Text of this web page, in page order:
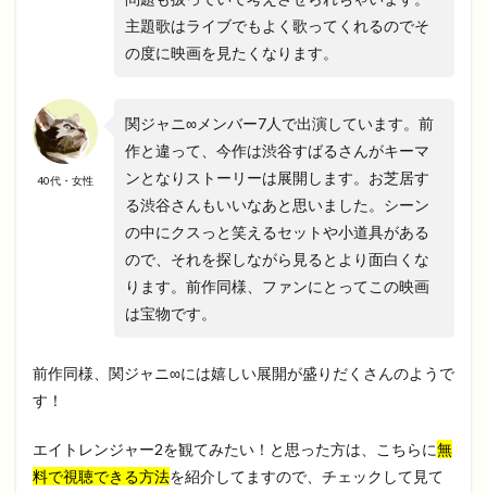
主題歌はライブでもよく歌ってくれるのでそ
の度に映画を見たくなります。
40代・女性
関ジャニ∞メンバー7人で出演しています。前
作と違って、今作は渋谷すばるさんがキーマ
ンとなりストーリーは展開します。お芝居す
る渋谷さんもいいなあと思いました。シーン
の中にクスっと笑えるセットや小道具がある
ので、それを探しながら見るとより面白くな
ります。前作同様、ファンにとってこの映画
は宝物です。
前作同様、関ジャニ∞には嬉しい展開が盛りだくさんのようで
す！
エイトレンジャー2を観てみたい！と思った方は、こちらに無
料で視聴できる方法を紹介してますので、チェックして見て